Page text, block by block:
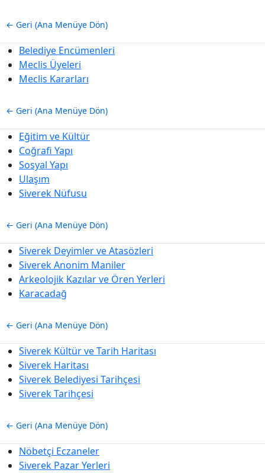
← Geri (Ana Menüye Dön)
Belediye Encümenleri
Meclis Üyeleri
Meclis Kararları
← Geri (Ana Menüye Dön)
Eğitim ve Kültür
Coğrafi Yapı
Sosyal Yapı
Ulaşım
Siverek Nüfusu
← Geri (Ana Menüye Dön)
Siverek Deyimler ve Atasözleri
Siverek Anonim Maniler
Arkeolojik Kazılar ve Ören Yerleri
Karacadağ
← Geri (Ana Menüye Dön)
Siverek Kültür ve Tarih Haritası
Siverek Haritası
Siverek Belediyesi Tarihçesi
Siverek Tarihçesi
← Geri (Ana Menüye Dön)
Nöbetçi Eczaneler
Siverek Pazar Yerleri